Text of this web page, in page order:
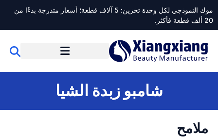
موك النموذجي لكل وحدة تخزين: 5 آلاف قطعة؛ أسعار متدرجة بدءًا من
20 ألف قطعة فأكثر.
شامبو زبدة الشيا
ملامح